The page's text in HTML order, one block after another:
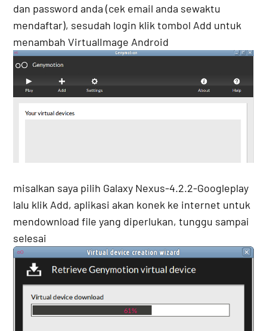
dan password anda (cek email anda sewaktu
mendaftar), sesudah login klik tombol Add untuk
menambah VirtualImage Android
misalkan saya pilih Galaxy Nexus-4.2.2-Googleplay
lalu klik Add, aplikasi akan konek ke internet untuk
mendownload file yang diperlukan, tunggu sampai
selesai